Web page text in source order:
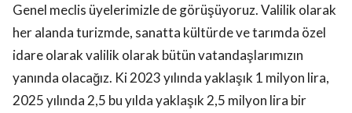
Genel meclis üyelerimizle de görüşüyoruz. Valilik olarak
her alanda turizmde, sanatta kültürde ve tarımda özel
idare olarak valilik olarak bütün vatandaşlarımızın
yanında olacağız. Ki 2023 yılında yaklaşık 1 milyon lira,
2025 yılında 2,5 bu yılda yaklaşık 2,5 milyon lira bir